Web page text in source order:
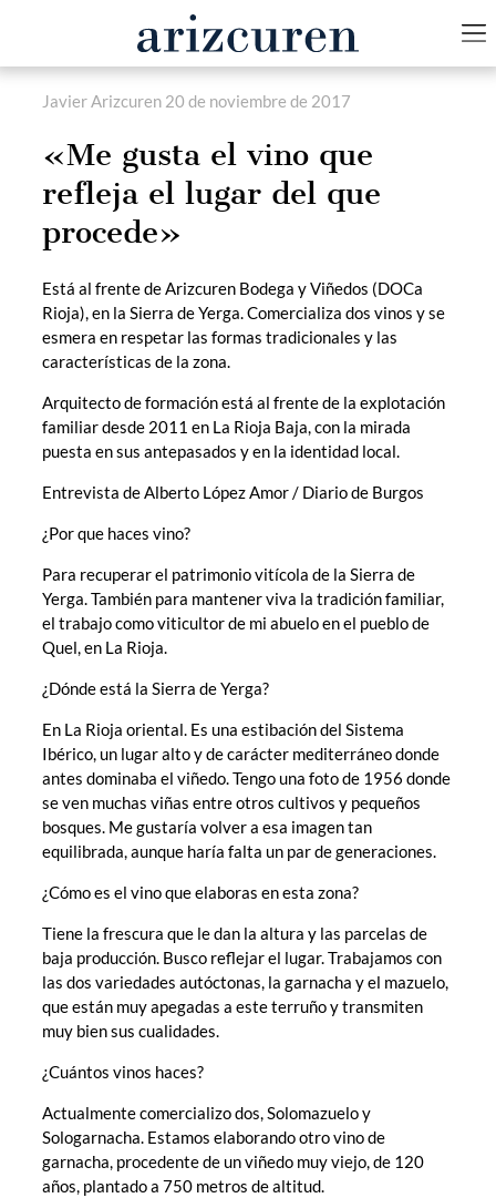
Javier Arizcuren 20 de noviembre de 2017
«Me gusta el vino que
refleja el lugar del que
procede»
Está al frente de Arizcuren Bodega y Viñedos (DOCa
Rioja), en la Sierra de Yerga. Comercializa dos vinos y se
esmera en respetar las formas tradicionales y las
características de la zona.
Arquitecto de formación está al frente de la explotación
familiar desde 2011 en La Rioja Baja, con la mirada
puesta en sus antepasados y en la identidad local.
Entrevista de Alberto López Amor / Diario de Burgos
¿Por que haces vino?
Para recuperar el patrimonio vitícola de la Sierra de
Yerga. También para mantener viva la tradición familiar,
el trabajo como viticultor de mi abuelo en el pueblo de
Quel, en La Rioja.
¿Dónde está la Sierra de Yerga?
En La Rioja oriental. Es una estibación del Sistema
Ibérico, un lugar alto y de carácter mediterráneo donde
antes dominaba el viñedo. Tengo una foto de 1956 donde
se ven muchas viñas entre otros cultivos y pequeños
bosques. Me gustaría volver a esa imagen tan
equilibrada, aunque haría falta un par de generaciones.
¿Cómo es el vino que elaboras en esta zona?
Tiene la frescura que le dan la altura y las parcelas de
baja producción. Busco reflejar el lugar. Trabajamos con
las dos variedades autóctonas, la garnacha y el mazuelo,
que están muy apegadas a este terruño y transmiten
muy bien sus cualidades.
¿Cuántos vinos haces?
Actualmente comercializo dos, Solomazuelo y
Sologarnacha. Estamos elaborando otro vino de
garnacha, procedente de un viñedo muy viejo, de 120
años, plantado a 750 metros de altitud.